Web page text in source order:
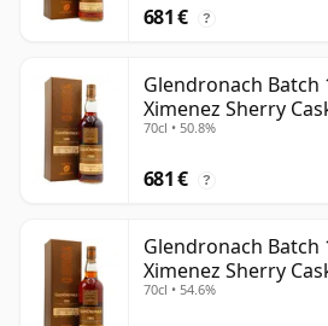
681 € ?
Glendronach Batch
Ximenez Sherry
años
70cl • 50.8%
681 € ?
Glendronach Batch
Ximenez Sherry
años
70cl • 54.6%